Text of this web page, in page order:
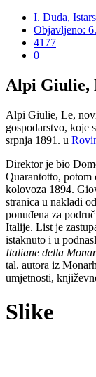
I. Duda,
Objavljeno:
4177
0
Alpi Giulie,
Alpi Giulie, Le,
gospodarstvo, koje
srpnja 1891. u
Direktor je bio
Quarantotto, potom
kolovoza 1894.
stranica u nakladi
ponuđena za
Italije. List je
istaknuto i u
Italiane della
tal. autora iz
umjetnosti,
Slike